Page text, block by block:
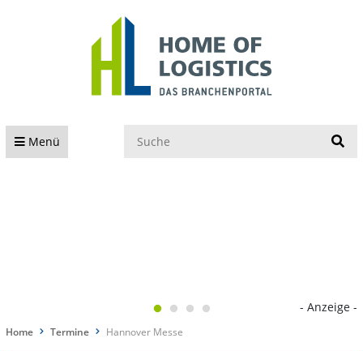
Menü
- Anzeige -
Home Termine Hannover Messe